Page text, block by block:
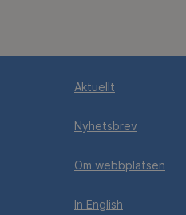
Aktuellt
Nyhetsbrev
Om webbplatsen
In English